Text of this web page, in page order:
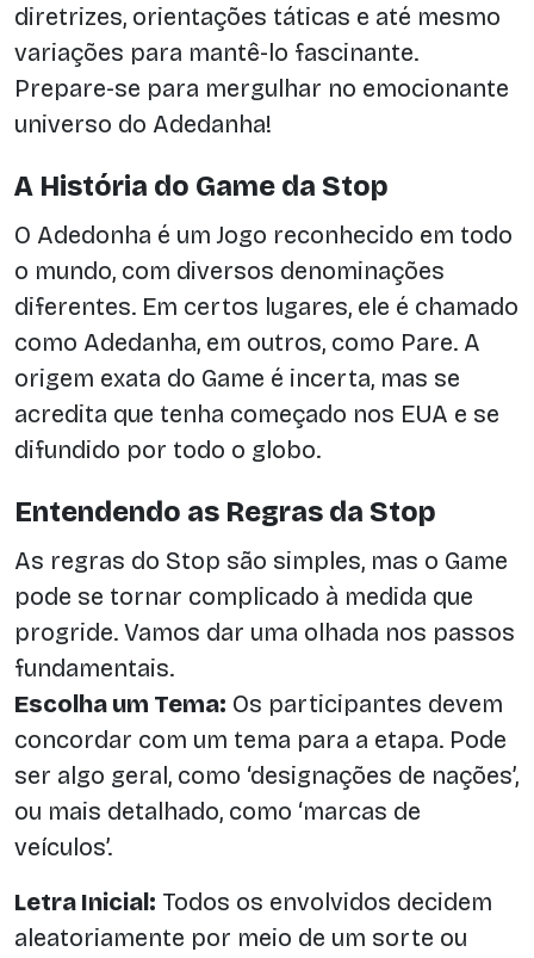
diretrizes, orientações táticas e até mesmo
variações para mantê-lo fascinante.
Prepare-se para mergulhar no emocionante
universo do Adedanha!
A História do Game da Stop
O Adedonha é um Jogo reconhecido em todo
o mundo, com diversos denominações
diferentes. Em certos lugares, ele é chamado
como Adedanha, em outros, como Pare. A
origem exata do Game é incerta, mas se
acredita que tenha começado nos EUA e se
difundido por todo o globo.
Entendendo as Regras da Stop
As regras do Stop são simples, mas o Game
pode se tornar complicado à medida que
progride. Vamos dar uma olhada nos passos
fundamentais.
Escolha um Tema: Os participantes devem
concordar com um tema para a etapa. Pode
ser algo geral, como ‘designações de nações’,
ou mais detalhado, como ‘marcas de
veículos’.
Letra Inicial: Todos os envolvidos decidem
aleatoriamente por meio de um sorte ou